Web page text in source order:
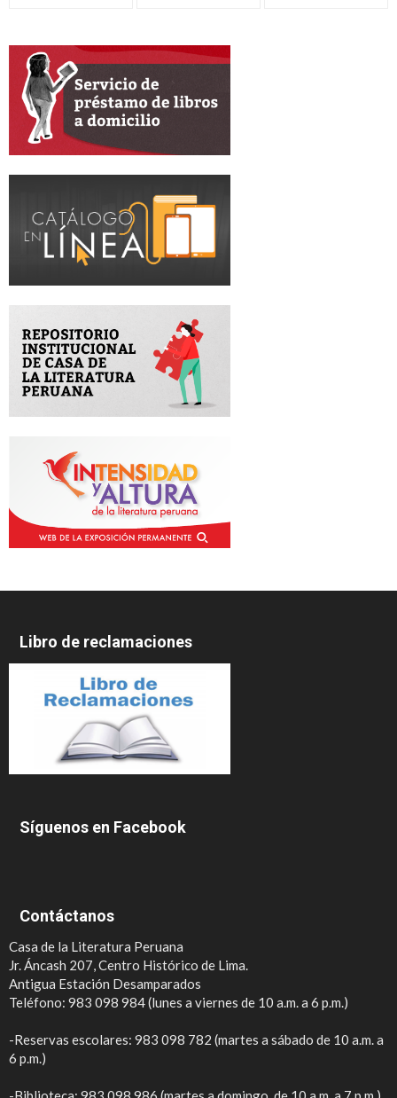
Libro de reclamaciones
Síguenos en Facebook
Contáctanos
Casa de la Literatura Peruana
Jr. Áncash 207, Centro Histórico de Lima.
Antigua Estación Desamparados
Teléfono: 983 098 984 (lunes a viernes de 10 a.m. a 6 p.m.)
-Reservas escolares: 983 098 782 (martes a sábado de 10 a.m. a
6 p.m.)